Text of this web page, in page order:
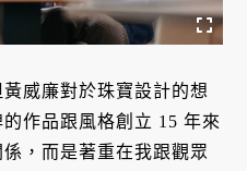
威廉對於珠寶設計的想
作品跟風格創立 15 年來
，而是著重在我跟觀眾